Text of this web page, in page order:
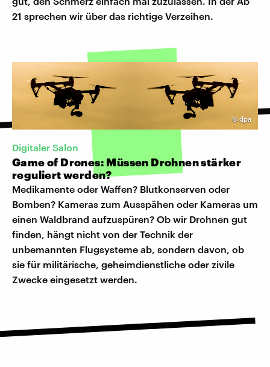
21 sprechen wir über das richtige Verzeihen.
© dpa
Digitaler Salon
Game of Drones: Müssen Drohnen stärker
reguliert werden?
Medikamente oder Waffen? Blutkonserven oder
Bomben? Kameras zum Ausspähen oder Kameras um
einen Waldbrand aufzuspüren? Ob wir Drohnen gut
finden, hängt nicht von der Technik der
unbemannten Flugsysteme ab, sondern davon, ob
sie für militärische, geheimdienstliche oder zivile
Zwecke eingesetzt werden.